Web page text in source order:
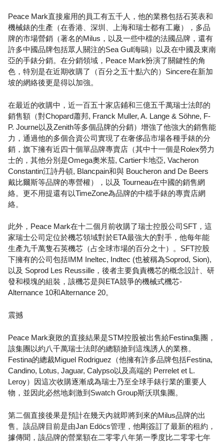
Peace Mark直接雇用的員工有五千人，他的業務包括石英表和
機械錶的生產（在香港、深圳、上海和瑞士都有工廠），多品
牌的市場營銷（著名的Milus，以及一些中檔的法國品牌，還有
許多中國品牌包括眾人關注的Sea Gull海鷗）以及在中國及東南
亞的手錶分銷。在分銷領域，Peace Mark扮演了關鍵性的角
色，特別是在近期收購了（百分之五十點六的）Sincere在新加
坡的網絡後更是得以加強。
在最近的收購中，近一百五十家店鋪和三億五千萬瑞士法郎的
銷售額（對Chopard蕭邦, Franck Muller, A. Lange & Söhne, F-
P. Journe以及Zenith等多個品牌的分銷）增強了他強大的銷售能
力，通過他的多個合資公司實現了在奢侈品市場各種手錶的分
銷，旗下擁有近四十個單品牌專賣店（其中十一個是Rolex勞力
士的，其他分別是Omega奧米茄, Cartier卡地亞, Vacheron
Constantin江詩丹頓, Blancpain和與 Boucheron and De Beers
戴比爾斯等品牌的專營權），以及 Tourneau在中國的銷售網
絡。更不用提還有以TimeZone為品牌的中檔手錶的專賣店網
絡。
此外，Peace Mark在十二個月前收購了瑞士控股公司SFT，這
家瑞士公司定位於機芯領域對於ETA最強大的對手，他每年能
生產九千萬隻石英機芯（占全球市場的百分之十）。SFT控股
下擁有的公司包括IMM Ineltec, Indtec (也被稱為Soprod, Sion),
以及 Soprod Les Reussille，後者主要負責機芯的概念設計、研
發和模塊的組裝，該機芯是與ETA競爭的機械式機芯-
Alternance 10和Alternance 20。
震撼
Peace Mark衰敗的直接結果是STM控股被出售給Festina集團，
該集團以約八千萬瑞士法郎的總額搶到這塊誘人的業務。
Festina的總裁Miguel Rodriguez（他擁有許多品牌包括Festina,
Candino, Lotus, Jaguar, Calypso以及高端的 Perrelet et L.
Leroy）因這次收購逐漸成為瑞士乃至全球手錶行業的重要人
物，並因此必然地刺激到Swatch Group斯沃琪集團。
第二個直接後果是預計在幾天內就即將到來的Milus品牌的出
售。該品牌目前是由Jan Edöcs管理，他剛簽訂了最新的租約，
據傳聞，該品牌的營業額在二零零八年第一季度比二零零七年